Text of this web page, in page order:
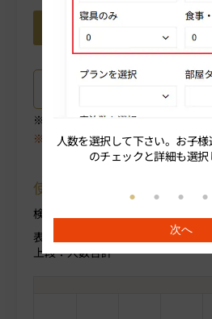
人数を選択して下さい。お子様
のチェックと詳細も選択
次へ
ご選択中のプラン詳細がご確認
空室が表示されない場合は、
部屋タイプ〉を変更してくださ
使用方法について
検索条件を変更する場合部屋人数
表示料金(税込)
上段：人数合計